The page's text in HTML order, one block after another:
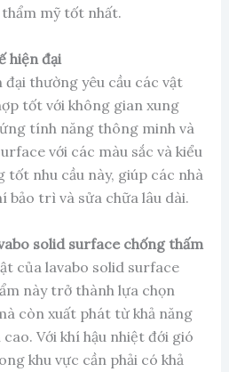
mỹ tốt nhất.
hiện đại
thường yêu cầu các vật
tốt với không gian xung
tính năng thông minh và
với các màu sắc và kiểu
tốt nhu cầu này, giúp các nhà
bảo trì và sửa chữa lâu dài.
solid surface chống thấm
của lavabo solid surface
này trở thành lựa chọn
còn xuất phát từ khả năng
Với khí hậu nhiệt đới gió
khu vực cần phải có khả